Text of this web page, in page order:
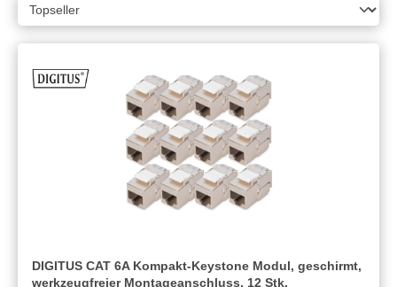
DIGITUS CAT 6A Kompakt-Keystone Modul, geschirmt,
werkzeugfreier Montageanschluss, 12 Stk.